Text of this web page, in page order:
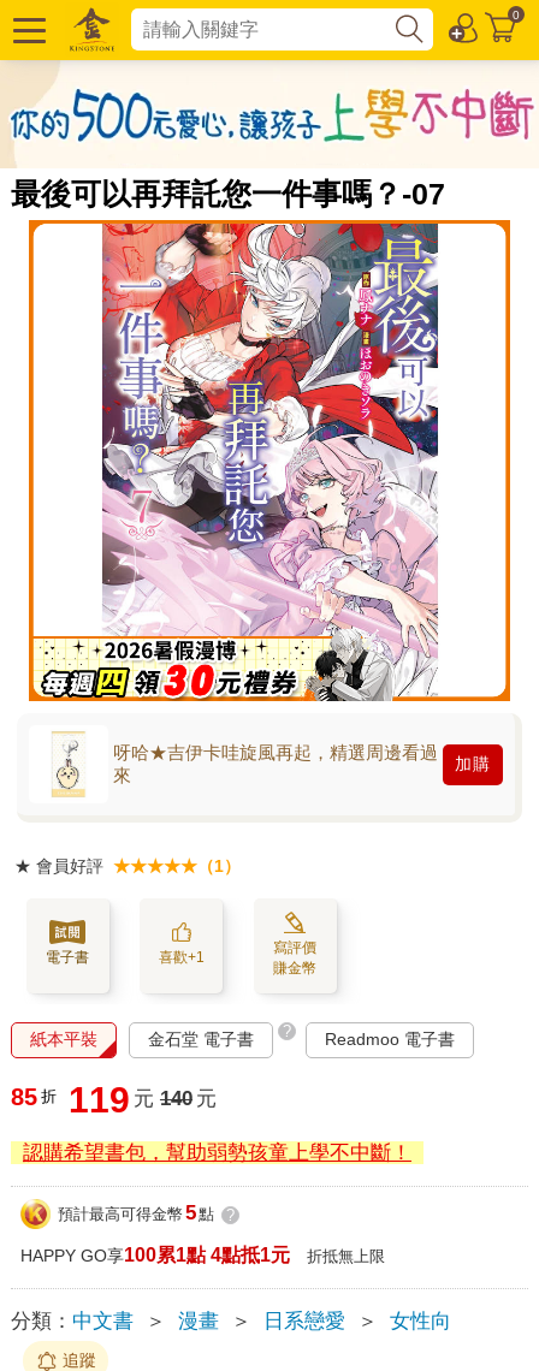
0
最後可以再拜託您一件事嗎？-07
呀哈★吉伊卡哇旋風再起，精選周邊看過
來
加購
★ 會員好評 ★★★★★（1）
電子書 喜歡+1
寫評價
賺金幣
紙本平裝 金石堂 電子書 ? Readmoo 電子書
85 折 119 元 140 元
認購希望書包，幫助弱勢孩童上學不中斷！
預計最高可得金幣 5點 ?
HAPPY GO享100累1點 4點抵1元 折抵無上限
分類： 中文書 ＞ 漫畫 ＞ 日系戀愛 ＞ 女性向
追蹤